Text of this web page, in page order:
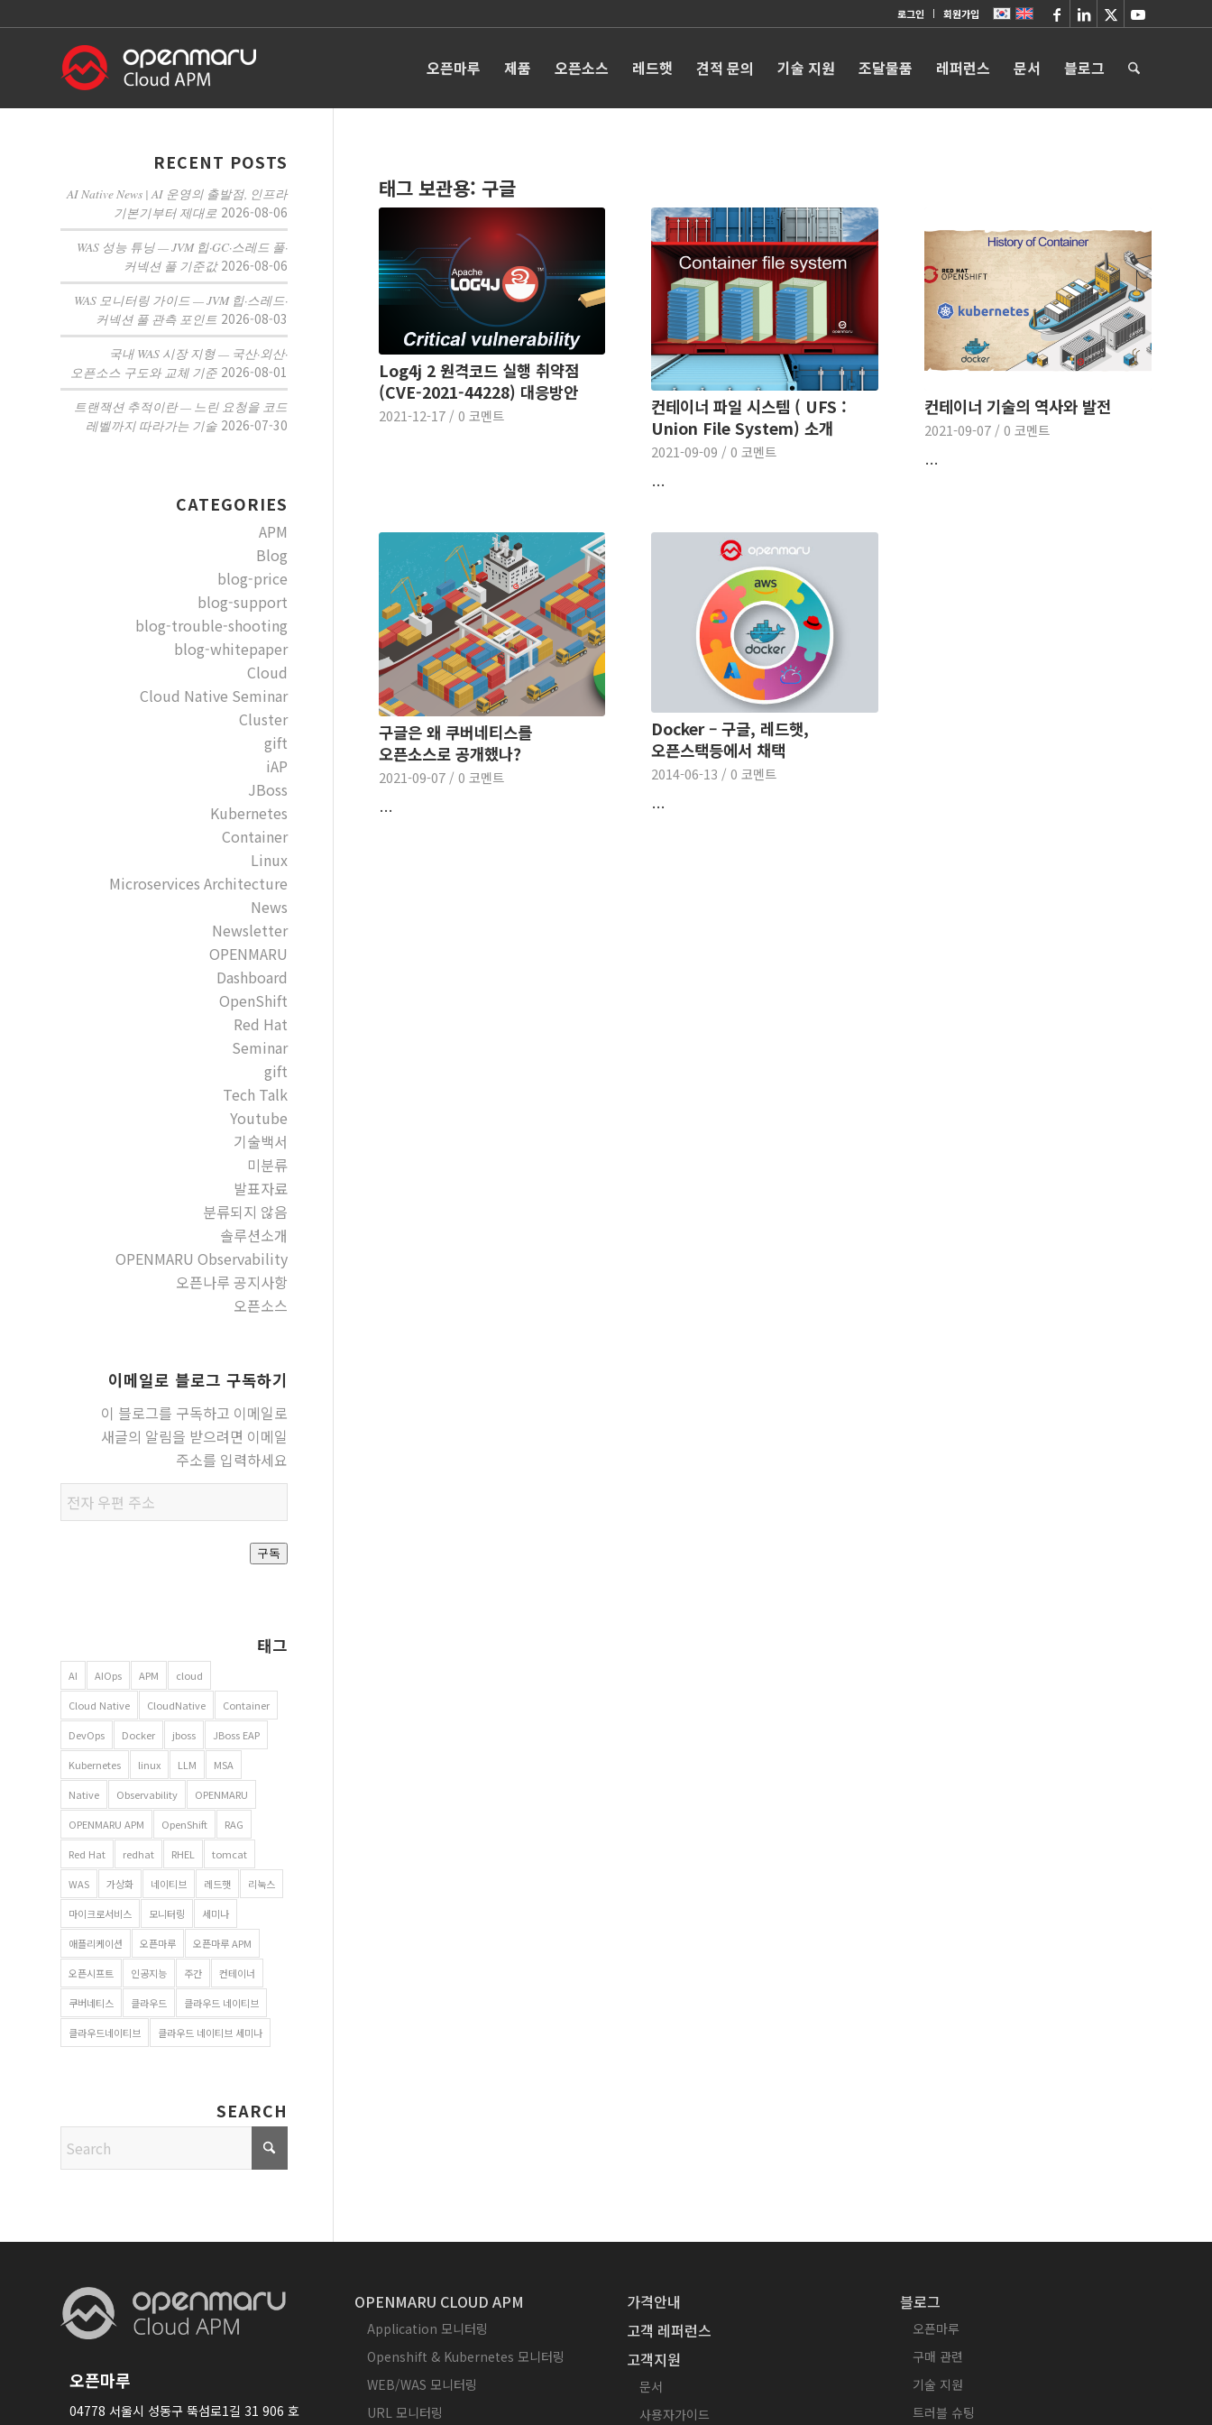
로그인 회원가입
오픈마루 제품 오픈소스 레드햇 견적 문의 기술 지원 조달물품 레퍼런스 문서 블로그
태그 보관용: 구글
Log4j 2 원격코드 실행 취약점
(CVE-2021-44228) 대응방안
2021-12-17 / 0 코멘트
컨테이너 파일 시스템 ( UFS :
Union File System) 소개
2021-09-09 / 0 코멘트
…
컨테이너 기술의 역사와 발전
2021-09-07 / 0 코멘트
…
구글은 왜 쿠버네티스를
오픈소스로 공개했나?
2021-09-07 / 0 코멘트
…
Docker – 구글, 레드햇,
오픈스택등에서 채택
2014-06-13 / 0 코멘트
…
RECENT POSTS
AI Native News | AI 운영의 출발점, 인프라
기본기부터 제대로 2026-08-06
WAS 성능 튜닝 — JVM 힙·GC·스레드 풀·
커넥션 풀 기준값 2026-08-06
WAS 모니터링 가이드 — JVM 힙·스레드·
커넥션 풀 관측 포인트 2026-08-03
국내 WAS 시장 지형 — 국산·외산·
오픈소스 구도와 교체 기준 2026-08-01
트랜잭션 추적이란 — 느린 요청을 코드
레벨까지 따라가는 기술 2026-07-30
CATEGORIES
APM
Blog
blog-price
blog-support
blog-trouble-shooting
blog-whitepaper
Cloud
Cloud Native Seminar
Cluster
gift
iAP
JBoss
Kubernetes
Container
Linux
Microservices Architecture
News
Newsletter
OPENMARU
Dashboard
OpenShift
Red Hat
Seminar
gift
Tech Talk
Youtube
기술백서
미분류
발표자료
분류되지 않음
솔루션소개
OPENMARU Observability
오픈나루 공지사항
오픈소스
이메일로 블로그 구독하기
이 블로그를 구독하고 이메일로
새글의 알림을 받으려면 이메일
주소를 입력하세요
우편
주소
구독
태그
AI AIOps APM cloud
Cloud Native CloudNative Container
DevOps Docker jboss JBoss EAP
Kubernetes linux LLM MSA
Native Observability OPENMARU
OPENMARU APM OpenShift RAG
Red Hat redhat RHEL tomcat
WAS 가상화 네이티브 레드햇 리눅스
마이크로서비스 모니터링 세미나
애플리케이션 오픈마루 오픈마루 APM
오픈시프트 인공지능 주간 컨테이너
쿠버네티스 클라우드 클라우드 네이티브
클라우드네이티브 클라우드 네이티브 세미나
SEARCH
오픈마루
04778 서울시 성동구 뚝섬로1길 31 906 호
OPENMARU CLOUD APM
Application 모니터링
Openshift & Kubernetes 모니터링
WEB/WAS 모니터링
URL 모니터링
가격안내
고객 레퍼런스
고객지원
문서
사용자가이드
블로그
오픈마루
구매 관련
기술 지원
트러블 슈팅